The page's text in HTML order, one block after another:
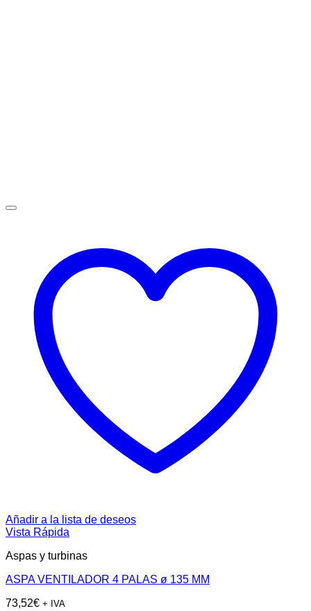
Añadir a la lista de deseos
Vista Rápida
Aspas y turbinas
ASPA VENTILADOR 4 PALAS ø 135 MM
73,52€ + IVA